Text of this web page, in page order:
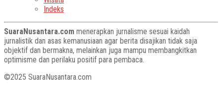
Indeks
SuaraNusantara.com menerapkan jurnalisme sesuai kaidah
jurnalistik dan asas kemanusiaan agar berita disajikan tidak saja
objektif dan bermakna, melainkan juga mampu membangkitkan
optimisme dan perilaku positif para pembaca.
©2025 SuaraNusantara.com